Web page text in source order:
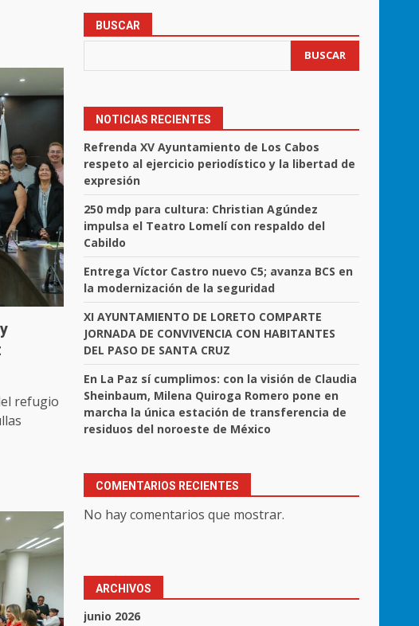
refugio
BUSCAR
BUSCAR
NOTICIAS RECIENTES
Refrenda XV Ayuntamiento de Los Cabos
respeto al ejercicio periodístico y la libertad de
expresión
250 mdp para cultura: Christian Agúndez
impulsa el Teatro Lomelí con respaldo del
Cabildo
Entrega Víctor Castro nuevo C5; avanza BCS en
la modernización de la seguridad
XI AYUNTAMIENTO DE LORETO COMPARTE
JORNADA DE CONVIVENCIA CON HABITANTES
DEL PASO DE SANTA CRUZ
En La Paz sí cumplimos: con la visión de Claudia
Sheinbaum, Milena Quiroga Romero pone en
marcha la única estación de transferencia de
residuos del noroeste de México
COMENTARIOS RECIENTES
No hay comentarios que mostrar.
ARCHIVOS
junio 2026